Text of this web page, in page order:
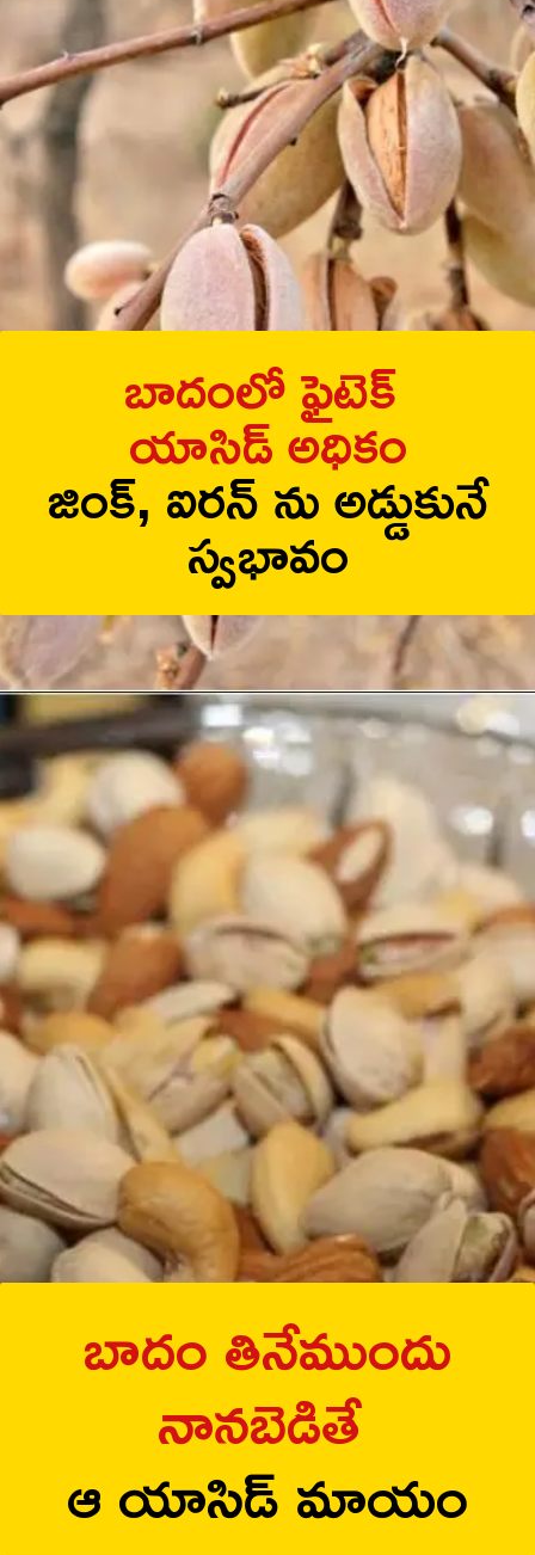
బాదంలో ఫైటెక్
యాసిడ్ అధికం
జింక్, ఐరన్ ను అడ్డుకునే
స్వభావం
బాదం తినేముందు
నానబెడితే
ఆ యాసిడ్ మాయం